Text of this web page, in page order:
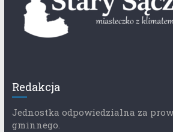
Redakcja
Jednostka odpowiedzialna za
gminnego.